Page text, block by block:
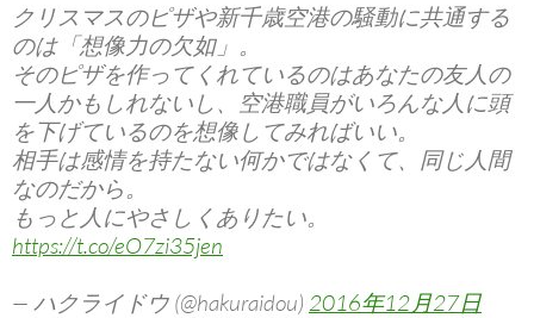
クリスマスのピザや新千歳空港の騒動に共通する
のは「想像力の欠如」。
そのピザを作ってくれているのはあなたの友人の
一人かもしれないし、空港職員がいろんな人に頭
を下げているのを想像してみればいい。
相手は感情を持たない何かではなくて、同じ人間
なのだから。
もっと人にやさしくありたい。
https://t.co/eO7zi35jen
— ハクライドウ (@hakuraidou) 2016年12月27日